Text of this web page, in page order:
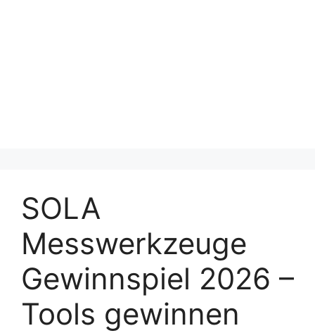
SOLA
Messwerkzeuge
Gewinnspiel 2026 –
Tools gewinnen